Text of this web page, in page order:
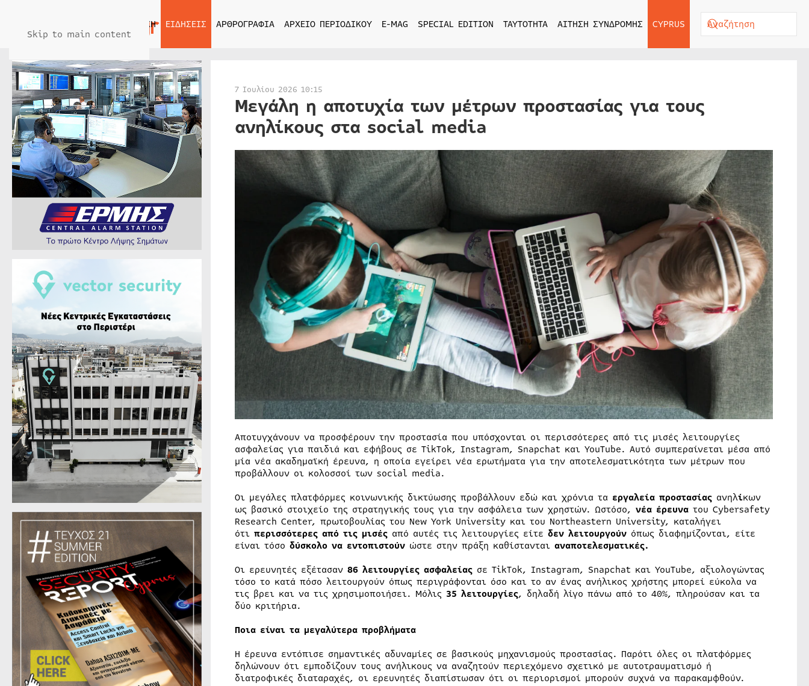
Skip to main content
ΑΡΧΙΚΗ ΕΙΔΗΣΕΙΣ ΑΡΘΡΟΓΡΑΦΙΑ ΑΡΧΕΙΟ ΠΕΡΙΟΔΙΚΟΥ E-MAG SPECIAL EDITION ΤΑΥΤΟΤΗΤΑ ΑΙΤΗΣΗ ΣΥΝΔΡΟΜΗΣ CYPRUS
7 Ιουλίου 2026 10:15
Μεγάλη η αποτυχία των μέτρων προστασίας για τους
ανηλίκους στα social media
Αποτυγχάνουν να προσφέρουν την προστασία που υπόσχονται οι περισσότερες από τις μισές λειτουργίες
ασφαλείας για παιδιά και εφήβους σε TikTok, Instagram, Snapchat και YouTube. Αυτό συμπεραίνεται μέσα από
μία νέα ακαδημαϊκή έρευνα, η οποία εγείρει νέα ερωτήματα για την αποτελεσματικότητα των μέτρων που
προβάλλουν οι κολοσσοί των social media.
Οι μεγάλες πλατφόρμες κοινωνικής δικτύωσης προβάλλουν εδώ και χρόνια τα εργαλεία προστασίαςανηλίκων
ως βασικό στοιχείο της στρατηγικής τους για την ασφάλεια των χρηστών. Ωστόσο, νέα έρευνατου Cybersafety
Research Center, πρωτοβουλίας του New York University και του Northeastern University, καταλήγει
ότι περισσότερες από τις μισέςαπό αυτές τις λειτουργίες είτε δεν λειτουργούνόπως διαφημίζονται, είτε
είναι τόσο δύσκολο να εντοπιστούνώστε στην πράξη καθίστανται αναποτελεσματικές.
Οι ερευνητές εξέτασαν 86 λειτουργίες ασφαλείαςσε TikTok, Instagram, Snapchat και YouTube, αξιολογώντας
τόσο το κατά πόσο λειτουργούν όπως περιγράφονται όσο και το αν ένας ανήλικος χρήστης μπορεί εύκολα να
τις βρει και να τις χρησιμοποιήσει. Μόλις 35 λειτουργίες, δηλαδή λίγο πάνω από το 40%, πληρούσαν και τα
δύο κριτήρια.
Ποια είναι τα μεγαλύτερα προβλήματα
Η έρευνα εντόπισε σημαντικές αδυναμίες σε βασικούς μηχανισμούς προστασίας. Παρότι όλες οι πλατφόρμες
δηλώνουν ότι εμποδίζουν τους ανήλικους να αναζητούν περιεχόμενο σχετικό με αυτοτραυματισμό ή
διατροφικές διαταραχές, οι ερευνητές διαπίστωσαν ότι οι περιορισμοί μπορούν συχνά να παρακαμφθούν.